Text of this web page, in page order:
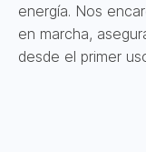
energía. Nos
en marcha,
desde el primer